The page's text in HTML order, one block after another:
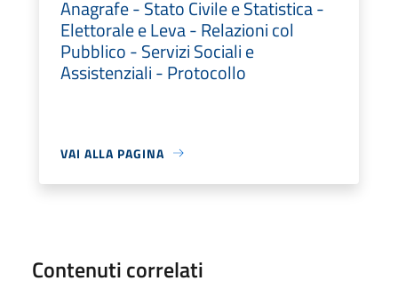
Anagrafe - Stato Civile e Statistica -
Elettorale e Leva - Relazioni col
Pubblico - Servizi Sociali e
Assistenziali - Protocollo
VAI ALLA PAGINA
Contenuti correlati